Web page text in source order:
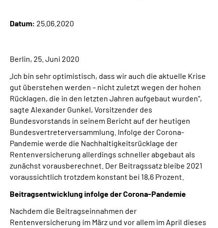
Über uns & Presse
Suche
Language
Inhalte in Gebärdensprache (DGS)
Leichte Sprache
Mein Kundenportal
Datum: 25.06.2020
Berlin, 25. Juni 2020
„Ich bin sehr optimistisch, dass wir auch die aktuelle Krise
gut überstehen werden – nicht zuletzt wegen der hohen
Rücklagen, die in den letzten Jahren aufgebaut wurden“,
sagte Alexander Gunkel, Vorsitzender des
Bundesvorstands in seinem Bericht auf der heutigen
Bundesvertreterversammlung. Infolge der Corona-
Pandemie werde die Nachhaltigkeitsrücklage der
Rentenversicherung allerdings schneller abgebaut als
zunächst vorausberechnet. Der Beitragssatz bleibe 2021
voraussichtlich trotzdem konstant bei 18,6 Prozent.
Beitragsentwicklung infolge der Corona-Pandemie
Nachdem die Beitragseinnahmen der
Rentenversicherung im März und vor allem im April dieses